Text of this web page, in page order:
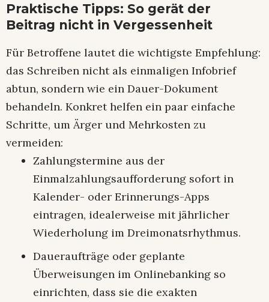
Praktische Tipps: So gerät der
Beitrag nicht in Vergessenheit
Für Betroffene lautet die wichtigste Empfehlung:
das Schreiben nicht als einmaligen Infobrief
abtun, sondern wie ein Dauer-Dokument
behandeln. Konkret helfen ein paar einfache
Schritte, um Ärger und Mehrkosten zu
vermeiden:​
Zahlungstermine aus der
Einmalzahlungsaufforderung sofort in
Kalender- oder Erinnerungs-Apps
eintragen, idealerweise mit jährlicher
Wiederholung im Dreimonatsrhythmus.​
Daueraufträge oder geplante
Überweisungen im Onlinebanking so
einrichten, dass sie die exakten